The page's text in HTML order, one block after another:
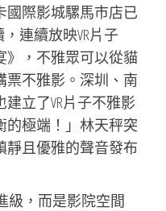
國際影城騾馬市店已
連續放映VR片子
》，不雅眾可以從貓
票不雅影。深圳、南
立了VR片子不雅影
的極端！」林天秤突
靜且優雅的聲音發布
級，而是影院空間